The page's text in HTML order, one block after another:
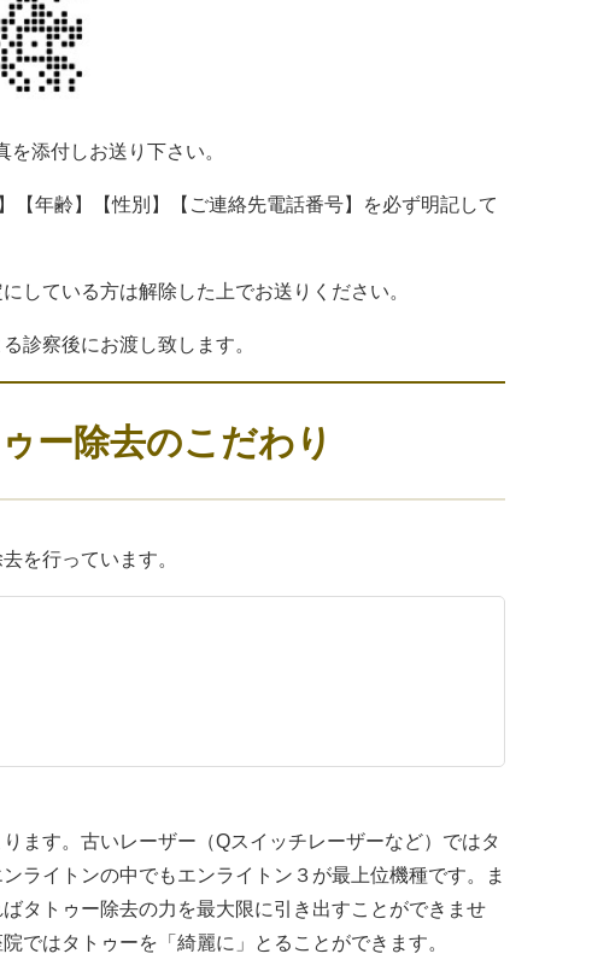
添付しお送り下さい。
【年齢】【性別】【ご連絡先電話番号】を必ず明記して
している方は解除した上でお送りください。
診察後にお渡し致します。
ー除去のこだわり
を行っています。
ます。古いレーザー（Qスイッチレーザーなど）ではタ
ライトンの中でもエンライトン３が最上位機種です。ま
タトゥー除去の力を最大限に引き出すことができませ
ではタトゥーを「綺麗に」とることができます。